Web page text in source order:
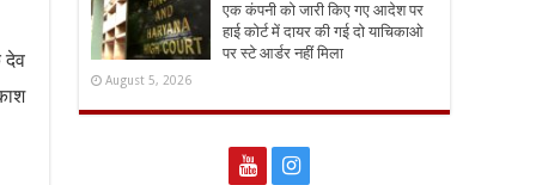
देव
एक कंपनी को जारी किए गए आदेश पर
हाई कोर्ट में दायर की गई दो याचिकाओ
पर स्टे आर्डर नहीं मिला
August 5, 2026